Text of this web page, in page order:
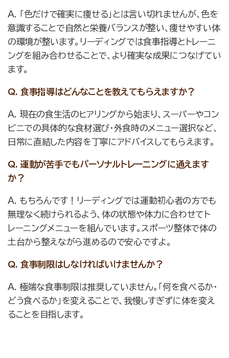
A. 「色だけで確実に痩せる」とは言い切れませんが、色を
意識することで自然と栄養バランスが整い、痩せやすい体
の環境が整います。リーディングでは食事指導とトレーニ
ングを組み合わせることで、より確実な成果につなげてい
ます。
Q. 食事指導はどんなことを教えてもらえますか？
A. 現在の食生活のヒアリングから始まり、スーパーやコン
ビニでの具体的な食材選び・外食時のメニュー選択など、
日常に直結した内容を丁寧にアドバイスしてもらえます。
Q. 運動が苦手でもパーソナルトレーニングに通えます
か？
A. もちろんです！リーディングでは運動初心者の方でも
無理なく続けられるよう、体の状態や体力に合わせてト
レーニングメニューを組んでいます。スポーツ整体で体の
土台から整えながら進めるので安心ですよ。
Q. 食事制限はしなければいけませんか？
A. 極端な食事制限は推奨していません。「何を食べるか・
どう食べるか」を変えることで、我慢しすぎずに体を変え
ることを目指します。